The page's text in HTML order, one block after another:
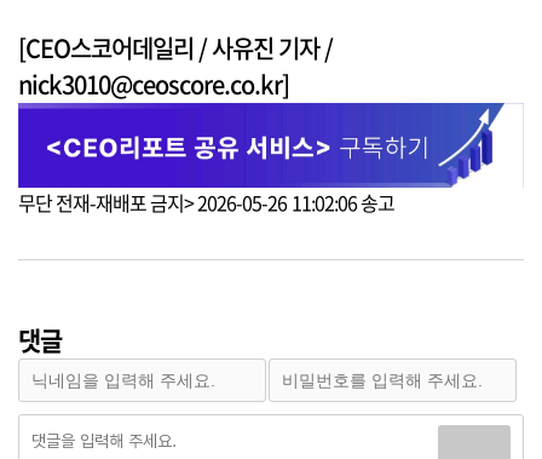
[CEO스코어데일리 / 사유진 기자 /
nick3010@ceoscore.co.kr]
무단 전재-재배포 금지> 2026-05-26 11:02:06 송고
댓글